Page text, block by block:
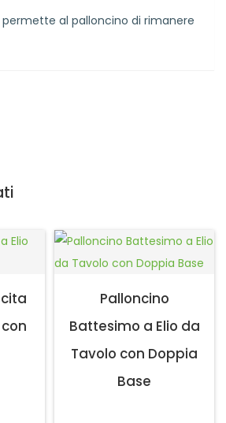
permette al palloncino di rimanere
Palloncino
Battesimo a Elio da
Tavolo con Doppia
Base